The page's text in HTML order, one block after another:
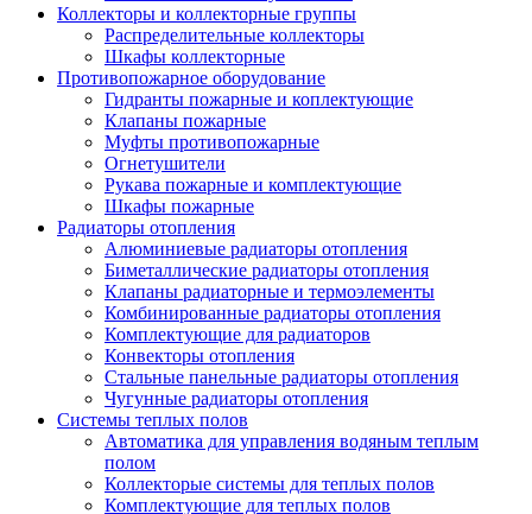
Коллекторы и коллекторные группы
Распределительные коллекторы
Шкафы коллекторные
Противопожарное оборудование
Гидранты пожарные и коплектующие
Клапаны пожарные
Муфты противопожарные
Огнетушители
Рукава пожарные и комплектующие
Шкафы пожарные
Радиаторы отопления
Алюминиевые радиаторы отопления
Биметаллические радиаторы отопления
Клапаны радиаторные и термоэлементы
Комбинированные радиаторы отопления
Комплектующие для радиаторов
Конвекторы отопления
Стальные панельные радиаторы отопления
Чугунные радиаторы отопления
Системы теплых полов
Автоматика для управления водяным теплым
полом
Коллекторые системы для теплых полов
Комплектующие для теплых полов